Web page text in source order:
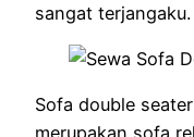
sangat terjangaku.
Sofa double